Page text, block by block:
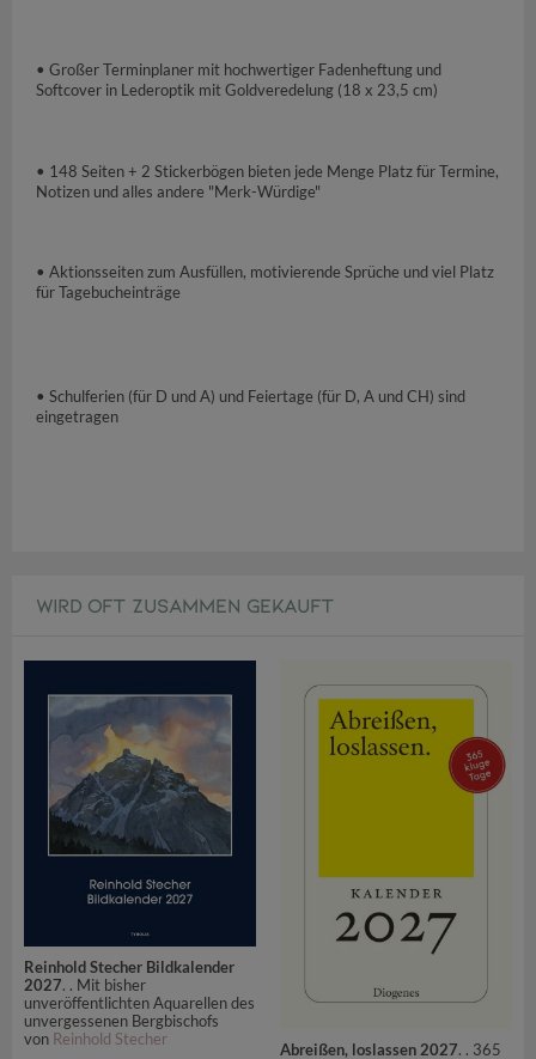
• Großer Terminplaner mit hochwertiger Fadenheftung und
Softcover in Lederoptik mit Goldveredelung (18 x 23,5 cm)
• 148 Seiten + 2 Stickerbögen bieten jede Menge Platz für Termine,
Notizen und alles andere "Merk-Würdige"
• Aktionsseiten zum Ausfüllen, motivierende Sprüche und viel Platz
für Tagebucheinträge
• Schulferien (für D und A) und Feiertage (für D, A und CH) sind
eingetragen
WIRD OFT ZUSAMMEN GEKAUFT
Reinhold Stecher Bildkalender
2027. . Mit bisher
unveröffentlichten Aquarellen des
unvergessenen Bergbischofs
von Reinhold Stecher
Abreißen, loslassen 2027. . 365